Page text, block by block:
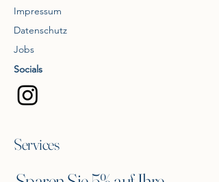
Impressum
Datenschutz
Jobs
Socials
Services